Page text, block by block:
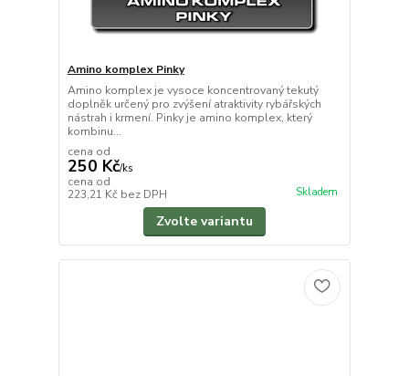
Amino komplex Pinky
Amino komplex je vysoce koncentrovaný tekutý
doplněk určený pro zvýšení atraktivity rybářských
nástrah i krmení. Pinky je amino komplex, který
kombinu...
cena od
250 Kč/ks
cena od
223,21 Kč bez DPH Skladem
Zvolte variantu